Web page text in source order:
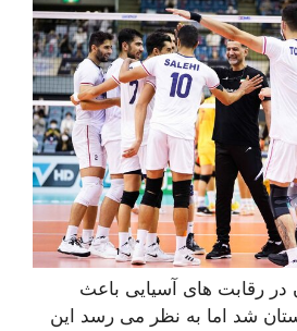
در رقابت های آسیایی باعث
شد اما به نظر می رسد این